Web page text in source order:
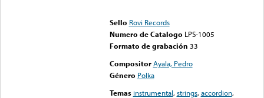
Sello Rovi Records
Numero de Catalogo LPS-1005
Formato de grabación 33
Compositor Ayala, Pedro
Género Polka
Temas instrumental,strings,accordion,